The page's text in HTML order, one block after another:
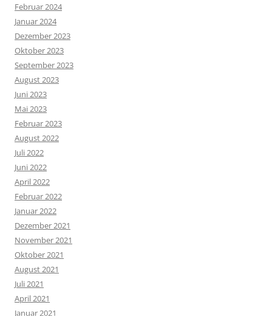
Februar 2024
Januar 2024
Dezember 2023
Oktober 2023
September 2023
August 2023
Juni 2023
Mai 2023
Februar 2023
August 2022
Juli 2022
Juni 2022
April 2022
Februar 2022
Januar 2022
Dezember 2021
November 2021
Oktober 2021
August 2021
Juli 2021
April 2021
Januar 2021